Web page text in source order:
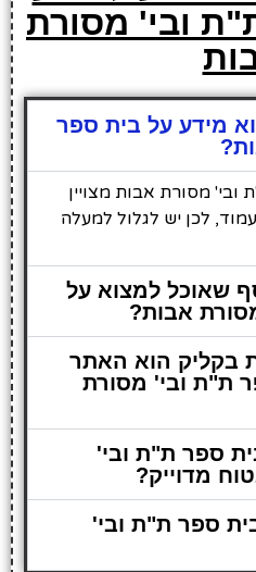
ובי' מסורת
מידע על בית ספר
מסורת אבות מצויין
לכן יש לגלול למעלה
שאוכל למצוא על
אבות?
הוא האתר
ת"ת ובי' מסורת
ספר ת"ת ובי'
מדוייק?
ספר ת"ת ובי'